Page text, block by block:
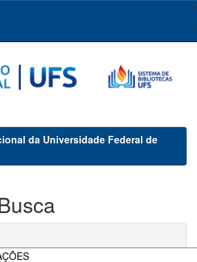
da Universidade Federal de